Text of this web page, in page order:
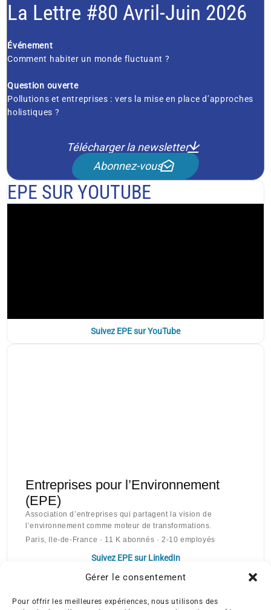
Gérer le consentement
Pour offrir les meilleures expériences, nous utilisons des
La Lettre #80 Avril-Juin 2026
Événement
Comment habiter un monde fluctuant ?
Question ouverte
Pollutions et entreprises : vers la mise en place d’approches
holistiques ?
Télécharger la newsletter
Abonnez-vous
EPE SUR YOUTUBE
Suivez EPE sur YouTube
Entreprises pour l’Environnement
(EPE)
Association d’entreprises qui partagent la vision de
l’environnement comme moteur de transformations.
Paris, Ile-de-France · 11 K abonnés · 2-10 employés
Suivez EPE sur LinkedIn